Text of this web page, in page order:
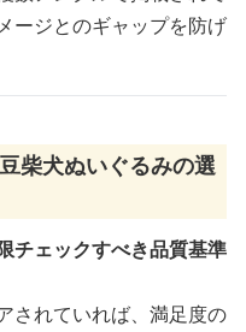
ージとのギャップを防げ
柴犬ぬいぐるみの選
チェックすべき品質基準
されていれば、満足度の